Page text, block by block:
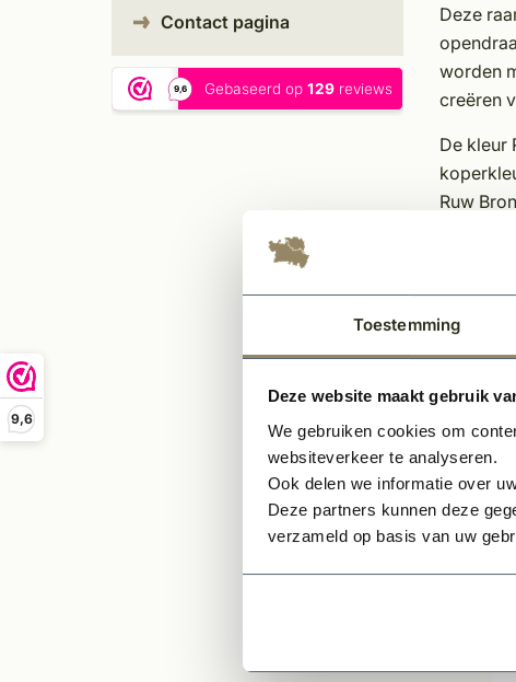
Toestemming
Deze website maakt gebruik
We gebruiken cookies om
websiteverkeer te analyseren.
Ook delen we informatie over
Deze partners kunnen deze
verzameld op basis van uw
9,6
Contact pagina
Deze
worden
creëren
De kleur
Ruw
Tijdloos